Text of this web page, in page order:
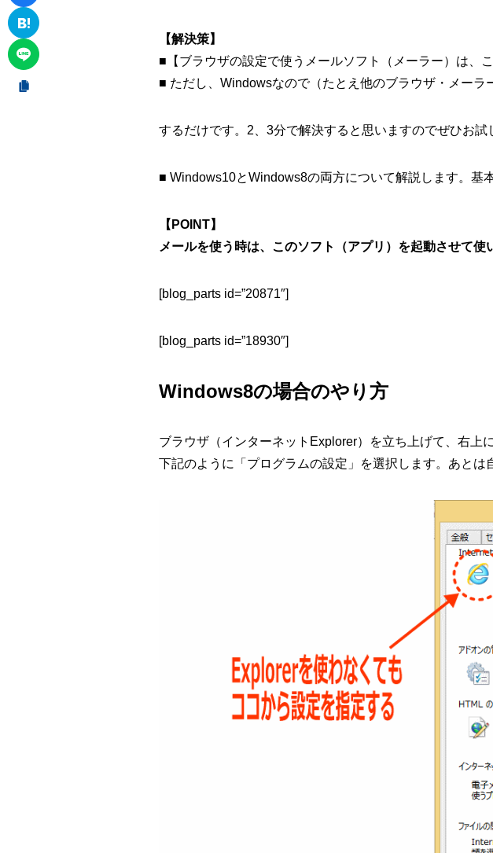
【解決策】
■【ブラウザの設定で使うメールソフト（メーラー）は、
■ ただし、Windowsなので（たとえ他のブラウザ・メー
するだけです。2、3分で解決すると思いますのでぜひお試
■ Windows10とWindows8の両方について解説します。基
【POINT】
メールを使う時は、このソフト（アプリ）を起動させて
[blog_parts id=”20871″]
[blog_parts id=”18930″]
Windows8の場合のやり方
ブラウザ（インターネットExplorer）を立ち上げて、右上
下記のように「プログラムの設定」を選択します。あとは